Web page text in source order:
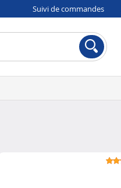
Suivi de commandes